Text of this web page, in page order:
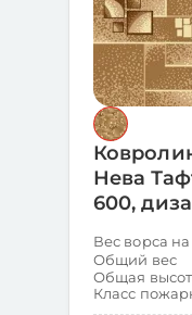
Нева
600,
Вес ворса на
Общий вес
Общая
Класс